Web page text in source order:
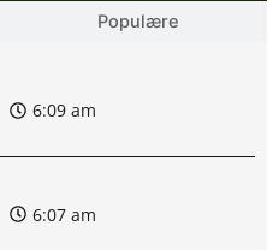
Populære
6:09 am
6:07 am